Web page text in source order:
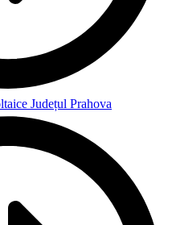
Județul Prahova